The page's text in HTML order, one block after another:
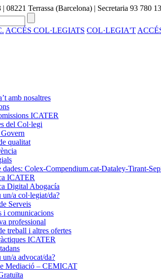
08221 Terrassa (Barcelona) | Secretaria 93 780
ACCÉS COL·LEGIATS COL·LEGIA'T
amb nosaltres
ICATER
del Col·legi
qualitat
dades: Colex-Compendium.cat-Dataley-Tirant-
ICATER
Digital Abogacía
un/a col·legiat/da?
Serveis
i comunicacions
professional
treball i altres ofertes
ICATER
un/a advocat/da?
Mediació – CEMICAT